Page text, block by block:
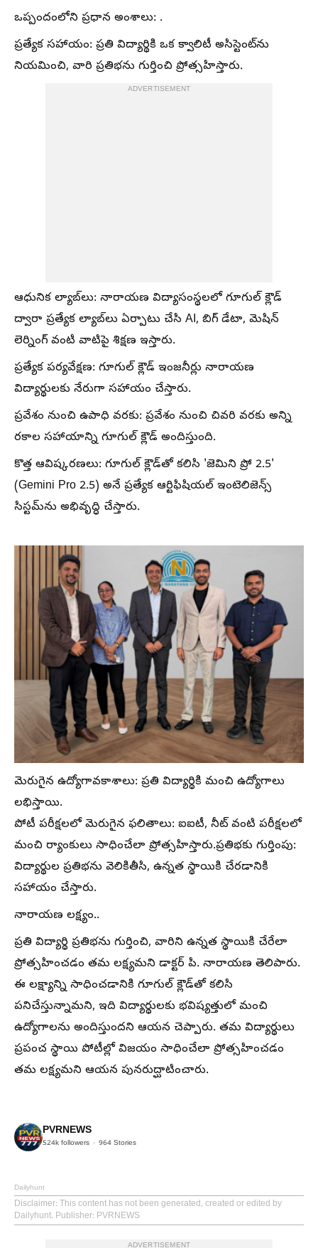
ఒప్పందంలోని ప్రధాన అంశాలు: .
ప్రత్యేక సహాయం: ప్రతి విద్యార్థికి ఒక క్వాలిటీ అసిస్టెంట్‌ను
నియమించి, వారి ప్రతిభను గుర్తించి ప్రోత్సహిస్తారు.
ADVERTISEMENT
ఆధునిక ల్యాబ్‌లు: నారాయణ విద్యాసంస్థలలో గూగుల్ క్లౌడ్
ద్వారా ప్రత్యేక ల్యాబ్‌లు ఏర్పాటు చేసి AI, బిగ్ డేటా, మెషిన్
లెర్నింగ్ వంటి వాటిపై శిక్షణ ఇస్తారు.
ప్రత్యేక పర్యవేక్షణ: గూగుల్ క్లౌడ్ ఇంజనీర్లు నారాయణ
విద్యార్థులకు నేరుగా సహాయం చేస్తారు.
ప్రవేశం నుంచి ఉపాధి వరకు: ప్రవేశం నుంచి చివరి వరకు అన్ని
రకాల సహాయాన్ని గూగుల్ క్లౌడ్ అందిస్తుంది.
కొత్త ఆవిష్కరణలు: గూగుల్ క్లౌడ్‌తో కలిసి 'జెమిని ప్రో 2.5'
(Gemini Pro 2.5) అనే ప్రత్యేక ఆర్టిఫిషియల్ ఇంటెలిజెన్స్
సిస్టమ్‌ను అభివృద్ధి చేస్తారు.
మెరుగైన ఉద్యోగావకాశాలు: ప్రతి విద్యార్థికి మంచి ఉద్యోగాలు
లభిస్తాయి.
పోటీ పరీక్షలలో మెరుగైన ఫలితాలు: ఐఐటీ, నీట్ వంటి పరీక్షలలో
మంచి ర్యాంకులు సాధించేలా ప్రోత్సహిస్తారు.ప్రతిభకు గుర్తింపు:
విద్యార్థుల ప్రతిభను వెలికితీసి, ఉన్నత స్థాయికి చేరడానికి
సహాయం చేస్తారు.
నారాయణ లక్ష్యం..
ప్రతి విద్యార్థి ప్రతిభను గుర్తించి, వారిని ఉన్నత స్థాయికి చేరేలా
ప్రోత్సహించడం తమ లక్ష్యమని డాక్టర్ పి. నారాయణ తెలిపారు.
ఈ లక్ష్యాన్ని సాధించడానికి గూగుల్ క్లౌడ్‌తో కలిసి
పనిచేస్తున్నామని, ఇది విద్యార్థులకు భవిష్యత్తులో మంచి
ఉద్యోగాలను అందిస్తుందని ఆయన చెప్పారు. తమ విద్యార్థులు
ప్రపంచ స్థాయి పోటీల్లో విజయం సాధించేలా ప్రోత్సహించడం
తమ లక్ష్యమని ఆయన పునరుద్ఘాటించారు.
PVRNEWS
524k followers 964 Stories
Dailyhunt
Disclaimer: This content has not been generated, created or edited by
Dailyhunt. Publisher: PVRNEWS
ADVERTISEMENT